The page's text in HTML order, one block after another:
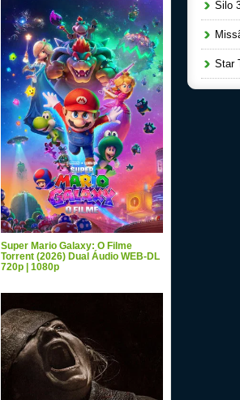
Silo
Star
Super Mario Galaxy: O Filme
Torrent (2026) Dual Áudio WEB-DL
720p | 1080p